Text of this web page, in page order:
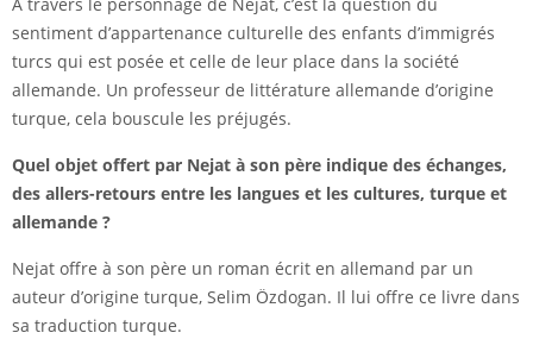
sentiment d’appartenance culturelle des enfants d’immigrés
turcs qui est posée et celle de leur place dans la société
allemande. Un professeur de littérature allemande d’origine
turque, cela bouscule les préjugés.
Quel objet offert par Nejat à son père indique des échanges,
des allers-retours entre les langues et les cultures, turque et
allemande ?
Nejat offre à son père un roman écrit en allemand par un
auteur d’origine turque, Selim Özdogan. Il lui offre ce livre dans
sa traduction turque.